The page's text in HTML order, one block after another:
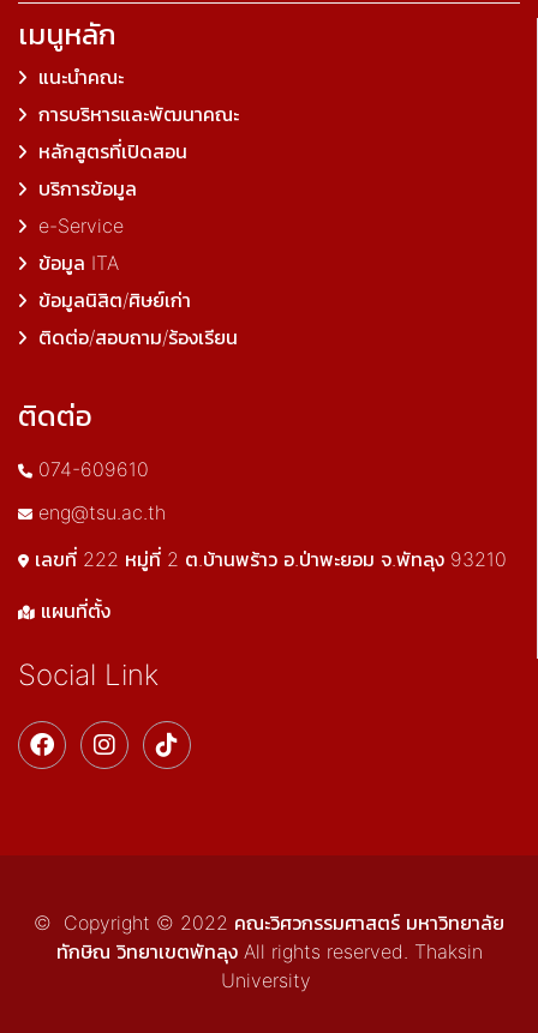
เมนูหลัก
แนะนำคณะ
การบริหารและพัฒนาคณะ
หลักสูตรที่เปิดสอน
บริการข้อมูล
e-Service
ข้อมูล ITA
ข้อมูลนิสิต/ศิษย์เก่า
ติดต่อ/สอบถาม/ร้องเรียน
ติดต่อ
074-609610
eng@tsu.ac.th
เลขที่ 222 หมู่ที่ 2 ต.บ้านพร้าว อ.ป่าพะยอม จ.พัทลุง 93210
แผนที่ตั้ง
Social Link
© Copyright © 2022 คณะวิศวกรรมศาสตร์ มหาวิทยาลัย
ทักษิณ วิทยาเขตพัทลุง All rights reserved. Thaksin
University